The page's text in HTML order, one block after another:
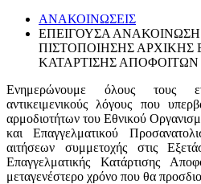
ΑΝΑΚΟΙΝΩΣΕΙΣ
ΕΠΕΙΓΟΥΣΑ ΑΝΑΚΟΙΝΩΣΗ
ΠΙΣΤΟΠΟΙΗΣΗΣ
ΚΑΤΑΡΤΙΣΗΣ ΑΠΟΦΟΙΤΩΝ
Ενημερώνουμε όλους τους
αντικειμενικούς λόγους που
αρμοδιοτήτων του Εθνικού
και Επαγγελματικού
αιτήσεων συμμετοχής στις
Επαγγελματικής Κατάρτισης
μεταγενέστερο χρόνο που θα